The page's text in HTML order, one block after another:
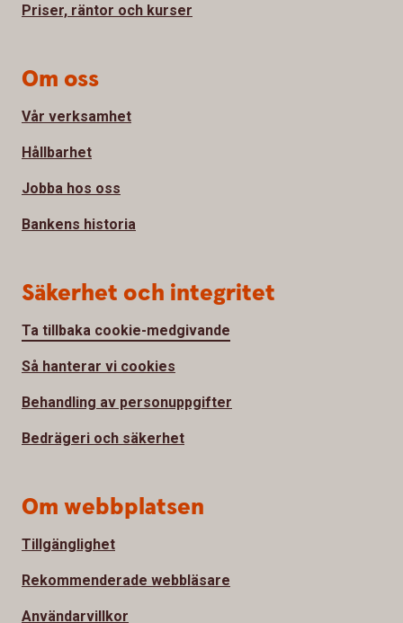
Priser, räntor och kurser
Om oss
Vår verksamhet
Hållbarhet
Jobba hos oss
Bankens historia
Säkerhet och integritet
Ta tillbaka cookie-medgivande
Så hanterar vi cookies
Behandling av personuppgifter
Bedrägeri och säkerhet
Om webbplatsen
Tillgänglighet
Rekommenderade webbläsare
Användarvillkor